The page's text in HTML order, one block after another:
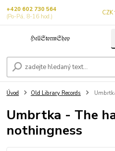
CZK
+420 602 730 564
(Po-Pá, 8-16 hod.)
Úvod Old Library Records
Umbrtka - The
nothingness